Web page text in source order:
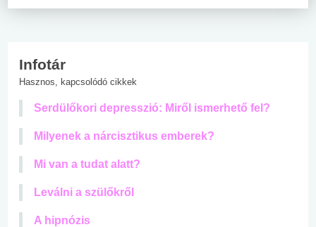
Infotár
Hasznos, kapcsolódó cikkek
Serdülőkori depresszió: Miről ismerhető fel?
Milyenek a nárcisztikus emberek?
Mi van a tudat alatt?
Leválni a szülőkről
A hipnózis